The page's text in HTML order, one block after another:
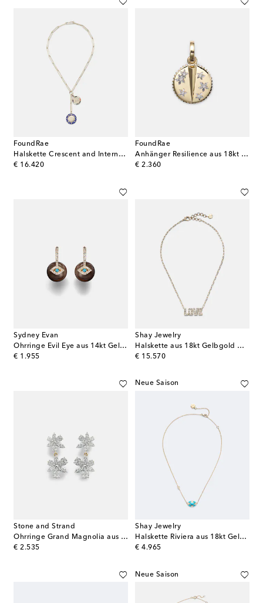
FoundRae
Halskette Crescent and Internal Compass aus 18kt Gelbgold mit Emaille und Diamanten
€ 16.420
original price
FoundRae
Anhänger Resilience aus 18kt Gelbgold mit Diamanten
€ 2.360
original price
Sydney Evan
Ohrringe Evil Eye aus 14kt Gelbgold mit Diamanten und Türkis
€ 1.955
original price
Shay Jewelry
Halskette aus 18kt Gelbgold mit Diamanten
€ 15.570
original price
Stone and Strand
Ohrringe Grand Magnolia aus 14kt Gelbgold mit Diamanten
€ 2.535
original price
Neue Saison
Shay Jewelry
Halskette Riviera aus 18kt Gelbgold mit Diamanten und Türkisen
€ 4.965
original price
Neue Saison